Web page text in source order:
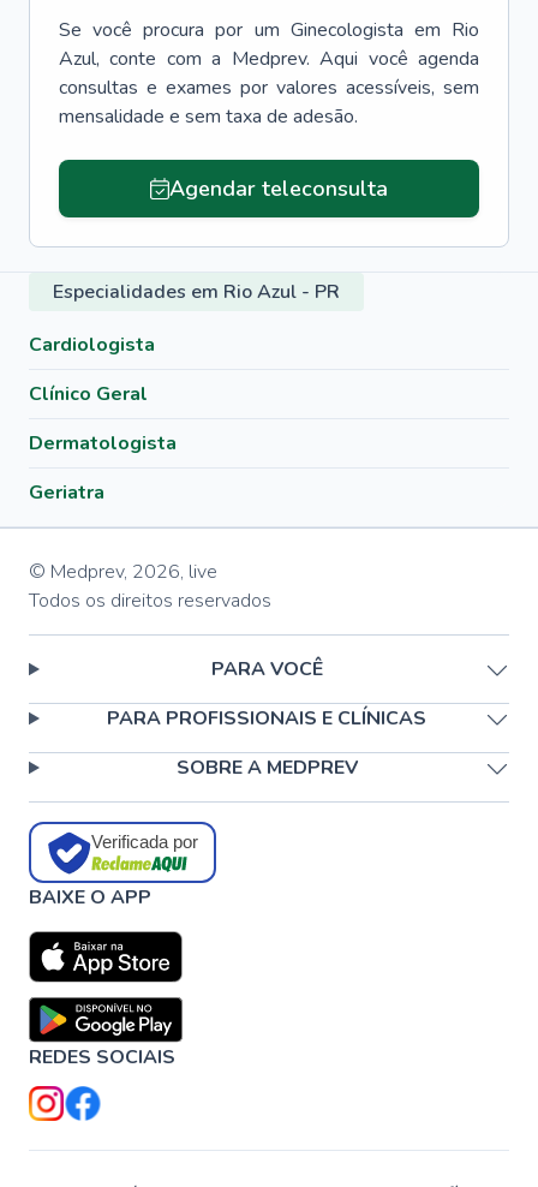
Se você procura por um Ginecologista em Rio
Azul, conte com a Medprev. Aqui você agenda
consultas e exames por valores acessíveis, sem
mensalidade e sem taxa de adesão.
Agendar teleconsulta
Especialidades em Rio Azul - PR
Cardiologista
Clínico Geral
Dermatologista
Geriatra
© Medprev, 2026, live
Todos os direitos reservados
PARA VOCÊ
PARA PROFISSIONAIS E CLÍNICAS
SOBRE A MEDPREV
Verificada por
BAIXE O APP
REDES SOCIAIS